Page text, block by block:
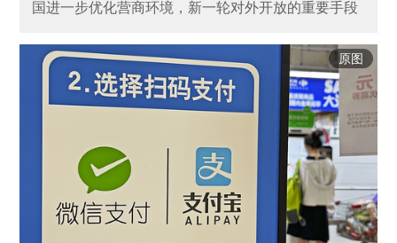
国进一步优化营商环境，新一轮对外开放的重要手段
原图